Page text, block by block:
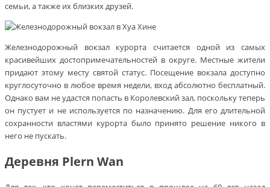
семьи, а также их близких друзей.
Железнодорожный вокзал курорта считается одной из самых
красивейших достопримечательностей в округе. Местные жители
придают этому месту святой статус. Посещение вокзала доступно
круглосуточно в любое время недели, вход абсолютно бесплатный.
Однако вам не удастся попасть в Королевский зал, поскольку теперь
он пустует и не используется по назначению. Для его длительной
сохранности властями курорта было принято решение никого в
него не пускать.
Деревня Plern Wan